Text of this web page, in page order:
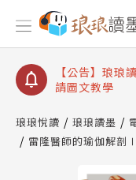
【公告】琅琅
【公告】琅琅
【公告】琅琅
請圖文教學
查詢
【公告】琅琅
琅琅悅讀 琅琅讀墨
雷隆醫師的瑜伽解剖